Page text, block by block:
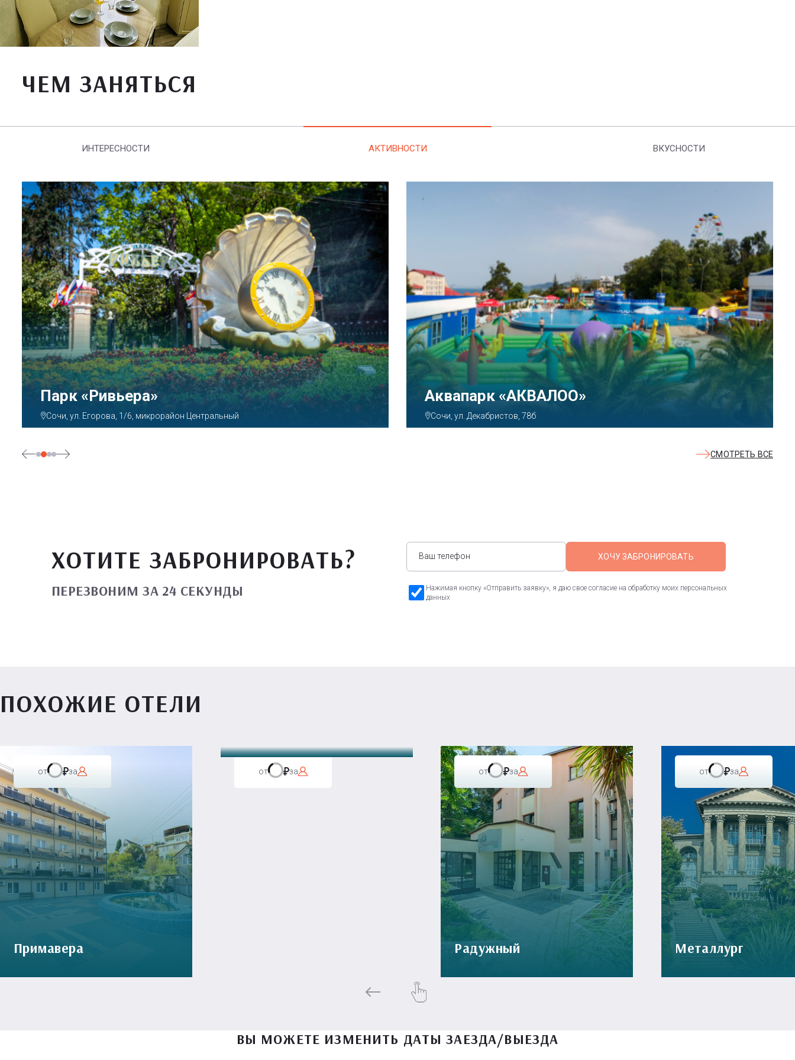
ЧЕМ ЗАНЯТЬСЯ
ИНТЕРЕСНОСТИ АКТИВНОСТИ ВКУСНОСТИ
Парк «Ривьера»
Сочи, ул. Егорова, 1/6, микрорайон Центральный
Аквапарк «АКВАЛОО»
Сочи, ул. Декабристов, 78б
СМОТРЕТЬ ВСЕ
ХОТИТЕ ЗАБРОНИРОВАТЬ?
ПЕРЕЗВОНИМ ЗА 24 СЕКУНДЫ
ХОЧУ ЗАБРОНИРОВАТЬ
Нажимая кнопку «Отправить заявку», я даю свое согласие на обработку моих персональных
данных
ПОХОЖИЕ ОТЕЛИ
от за
Примавера
от за от за
Радужный
от за
Металлург
ВЫ МОЖЕТЕ ИЗМЕНИТЬ ДАТЫ ЗАЕЗДА/ВЫЕЗДА